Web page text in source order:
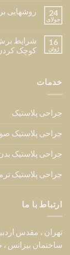
24
جولای
روشهایی
16
ژوئن
شرایط برش
کوچک
خدمات
جراحی پلاستیک
جراحی پلاستیک
جراحی پلاستیک
جراحی پلاستیک
ارتباط با ما
تهران ، مقدس
ساختمان بیزانس ، طبقه ۶ ،